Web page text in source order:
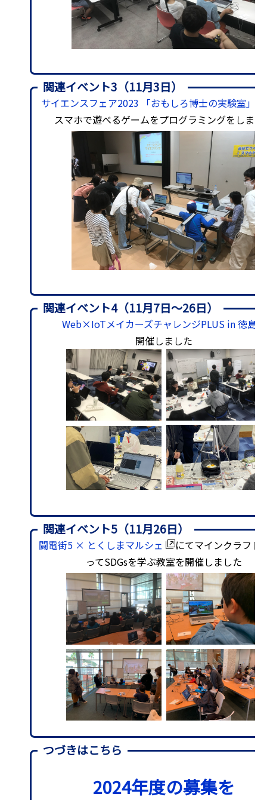
関連イベント3（11月3日）
サイエンスフェア2023 「おもしろ博士の実験室」
スマホで遊べるゲームをプログラミングをしまし
関連イベント4（11月7日〜26日）
Web×IoTメイカーズチャレンジPLUS in 徳島
開催しました
関連イベント5（11月26日）
闘電街5 × とくしまマルシェ
にてマインクラフト
ってSDGsを学ぶ教室を開催しました
つづきはこちら
2024年度の募集を